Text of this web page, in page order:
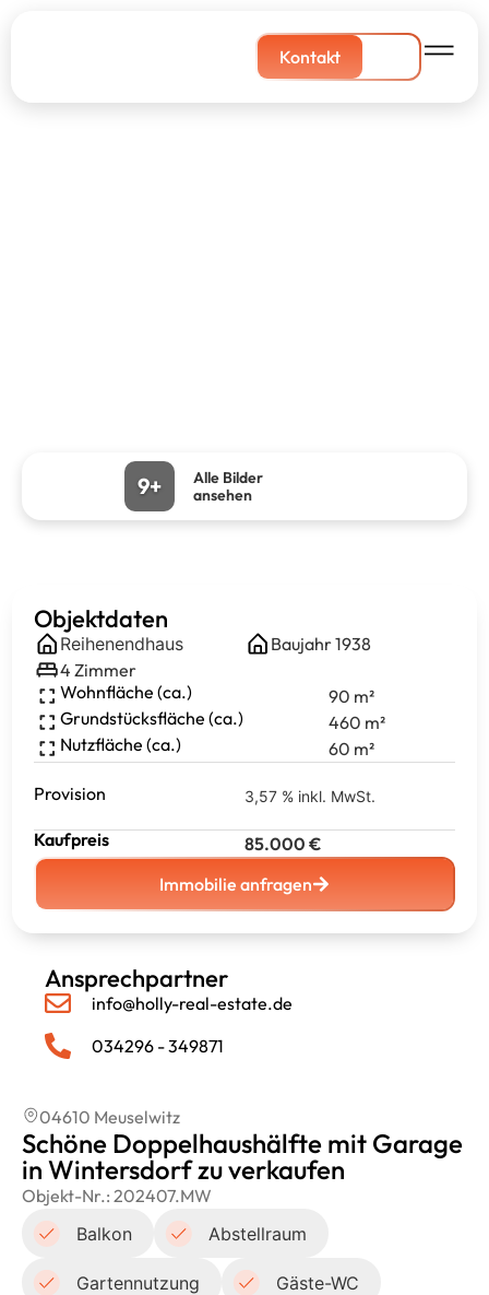
Kontakt
9+
Alle Bilder
ansehen
Objektdaten
Reihenendhaus Baujahr1938
4 Zimmer
Wohnfläche (ca.)
90 m²
Grundstücksfläche (ca.)
460 m²
Nutzfläche (ca.)
60 m²
Provision 3,57 % inkl. MwSt.
Kaufpreis 85.000 €
Immobilie anfragen
Ansprechpartner
info@holly-real-estate.de
034296 - 349871
04610 Meuselwitz
Schöne Doppelhaushälfte mit Garage
in Wintersdorf zu verkaufen
Objekt-Nr.: 202407.MW
Balkon
Abstellraum
Gartennutzung Gäste-WC